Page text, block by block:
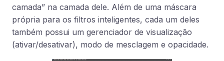
camada” na camada dele. Além de uma máscara
própria para os filtros inteligentes, cada um deles
também possui um gerenciador de visualização
(ativar/desativar), modo de mesclagem e opacidade.